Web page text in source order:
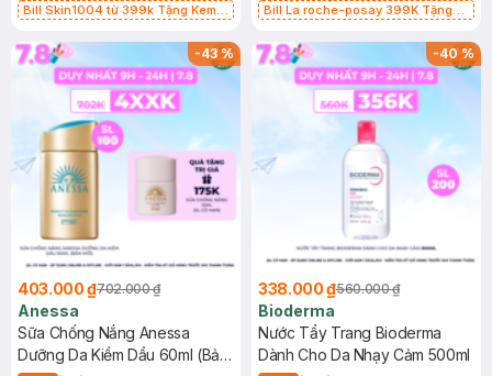
Bill Skin1004 từ 399k Tặng Kem
SPF 50+ 20ml (SL Có Hạn)
Bill La roche-posay 399K Tặng
(SL có hạn)
-43%
403.000 ₫702.000 ₫
Anessa
Sữa Chống Nắng Anessa
Dưỡng Da Kiềm Dầu 60ml (Bản
-40%
338.000 ₫560.000 ₫
Bioderma
Nước Tẩy Trang Bioderma
Dành Cho Da Nhạy Cảm 500ml